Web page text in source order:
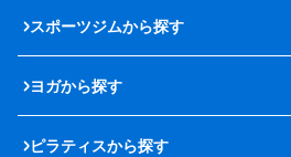
スポーツジムから探す
ヨガから探す
ピラティスから探す